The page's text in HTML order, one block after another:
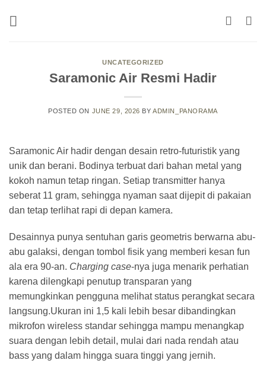
UNCATEGORIZED
Saramonic Air Resmi Hadir
POSTED ON JUNE 29, 2026 BYADMIN_PANORAMA
Saramonic Air hadir dengan desain retro-futuristik yang
unik dan berani. Bodinya terbuat dari bahan metal yang
kokoh namun tetap ringan. Setiap transmitter hanya
seberat 11 gram, sehingga nyaman saat dijepit di pakaian
dan tetap terlihat rapi di depan kamera.
Desainnya punya sentuhan garis geometris berwarna abu-
abu galaksi, dengan tombol fisik yang memberi kesan fun
ala era 90-an. Charging case-nya juga menarik perhatian
karena dilengkapi penutup transparan yang
memungkinkan pengguna melihat status perangkat secara
langsung.Ukuran ini 1,5 kali lebih besar dibandingkan
mikrofon wireless standar sehingga mampu menangkap
suara dengan lebih detail, mulai dari nada rendah atau
bass yang dalam hingga suara tinggi yang jernih.